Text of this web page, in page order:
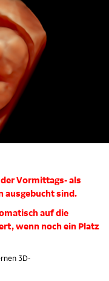
Vormittags- als
ausgebucht sind.
auf die
wenn noch ein Platz
3D-